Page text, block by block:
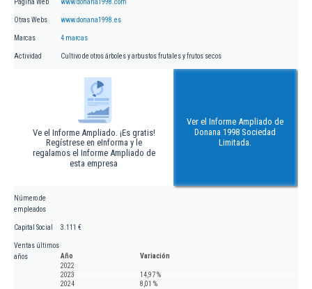
Página Web www.donana1998.com
Otras Webs www.donana1998.es
Marcas 4 marcas
Actividad Cultivo de otros árboles y arbustos frutales y frutos secos
Ve el Informe Ampliado. ¡Es gratis!
Regístrese en eInforma y le
regalamos el Informe Ampliado de
esta empresa
Ver el Informe Ampliado de
Donana 1998 Sociedad
Limitada.
Número de
empleados
Capital Social 3.111 €
Ventas últimos
años
Año
Variación
2022
2023
14,97 %
2024
8,01 %